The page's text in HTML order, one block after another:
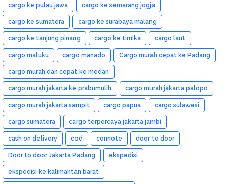
cargo ke pulau jawa cargo ke semarang jogja
cargo ke sumatera cargo ke surabaya malang
cargo ke tanjung pinang cargo ke timika cargo laut
cargo maluku cargo manado Cargo murah cepat ke Padang
cargo murah dan cepat ke medan
cargo murah jakarta ke prabumulih cargo murah jakarta palopo
cargo murah jakarta sampit cargo papua cargo sulawesi
cargo sumatera cargo terpercaya jakarta jambi
cash on delivery cod connote door to door
Door to door Jakarta Padang ekspedisi
ekspedisi ke kalimantan barat